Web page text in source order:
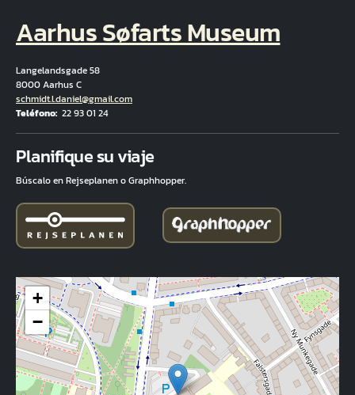
Aarhus Søfarts Museum
Langelandsgade 58
8000 Aarhus C
Correo electrónico
schmidt.l.daniel@gmail.com
Teléfono 22 93 01 24
Planifique su viaje
Búscalo en Rejseplanen o Graphhopper.
+
−